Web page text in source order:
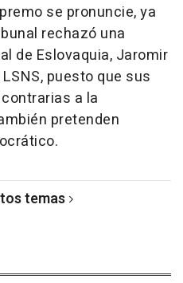
se pronuncie, ya
rechazó una
de Eslovaquia, Jaromir
puesto que sus
a la
pretenden
temas